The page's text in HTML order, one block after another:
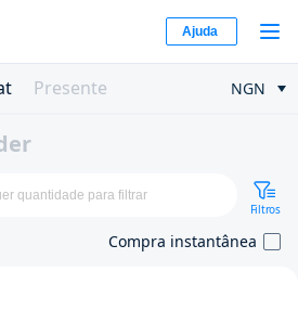
Ajuda
Presente NGN
Filtros
Compra instantânea